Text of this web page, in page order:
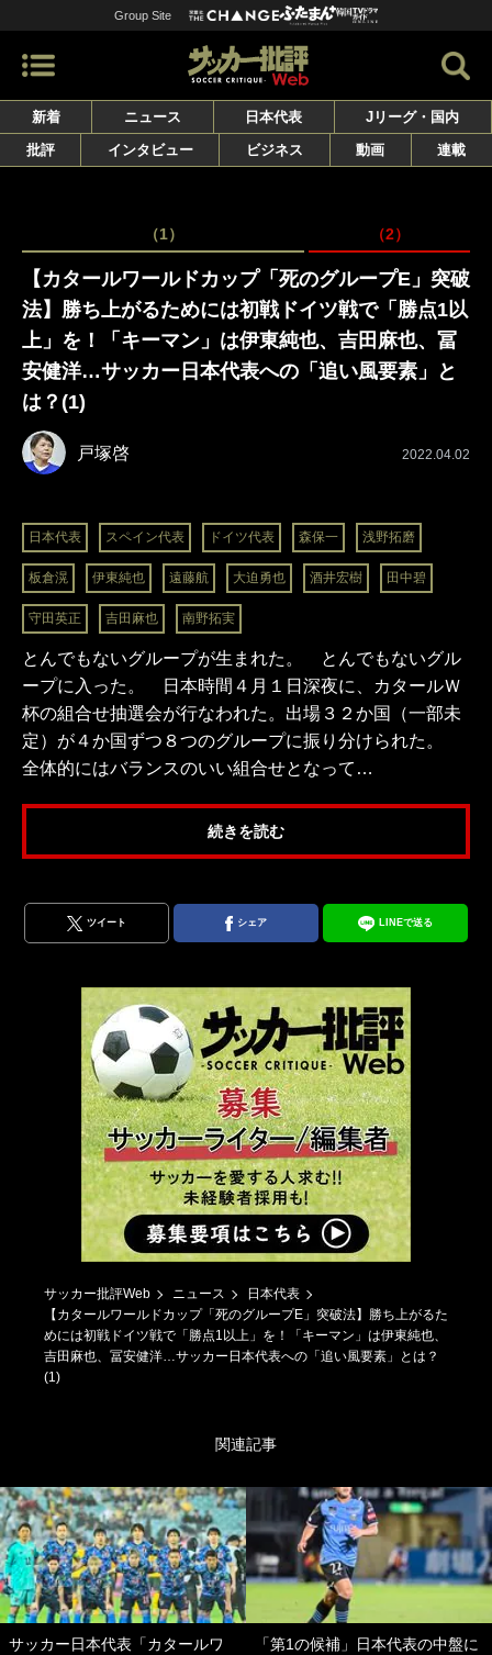
Group Site
新着 ニュース 日本代表
Jリーグ・国内
批評
インタビュー ビジネス 動画 連載
（1） （2）
【カタールワールドカップ「死のグループE」突破
法】勝ち上がるためには初戦ドイツ戦で「勝点1以
上」を！「キーマン」は伊東純也、吉田麻也、冨
安健洋…サッカー日本代表への「追い風要素」と
は？(1)
戸塚啓 2022.04.02
日本代表 スペイン代表 ドイツ代表 森保一 浅野拓磨
板倉滉 伊東純也 遠藤航 大迫勇也 酒井宏樹 田中碧
守田英正 吉田麻也 南野拓実
とんでもないグループが生まれた。 とんでもないグル
ープに入った。 日本時間４月１日深夜に、カタールＷ
杯の組合せ抽選会が行なわれた。出場３２か国（一部未
定）が４か国ずつ８つのグループに振り分けられた。
全体的にはバランスのいい組合せとなって…
続きを読む
ツイート シェア LINEで送る
サッカー批評Web ニュース
日本代表
【カタールワールドカップ「死のグループE」突破法】勝ち上がるた
めには初戦ドイツ戦で「勝点1以上」を！「キーマン」は伊東純也、
吉田麻也、冨安健洋…サッカー日本代表への「追い風要素」とは？
(1)
関連記事
サッカー日本代表「カタールワ
「第1の候補」日本代表の中盤に